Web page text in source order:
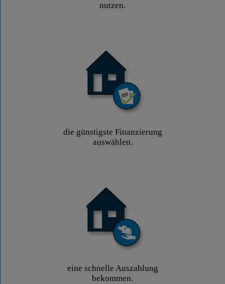
nutzen.
die günstigste Finanzierung
auswählen.
eine schnelle Auszahlung
bekommen.